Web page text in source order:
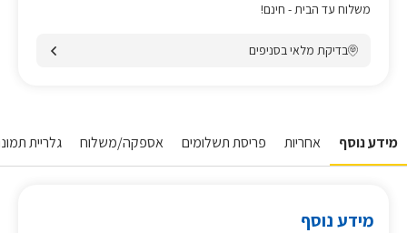
משלוח עד הבית - חינם!
בדיקת מלאי בסניפים
מידע נוסף אחריות פריסת תשלומים אספקה/משלוח גלריית
מידע נוסף